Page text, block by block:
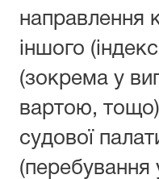
направлення
іншого
(зокрема у
вартою, тощо)
судової